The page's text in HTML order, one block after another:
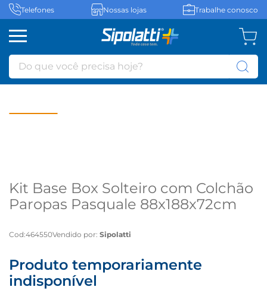
Telefones Nossas lojas Trabalhe conosco
Do que você precisa hoje?
Kit Base Box Solteiro com Colchão
Paropas Pasquale 88x188x72cm
Cod:464550Vendido por: Sipolatti
Produto temporariamente
indisponível